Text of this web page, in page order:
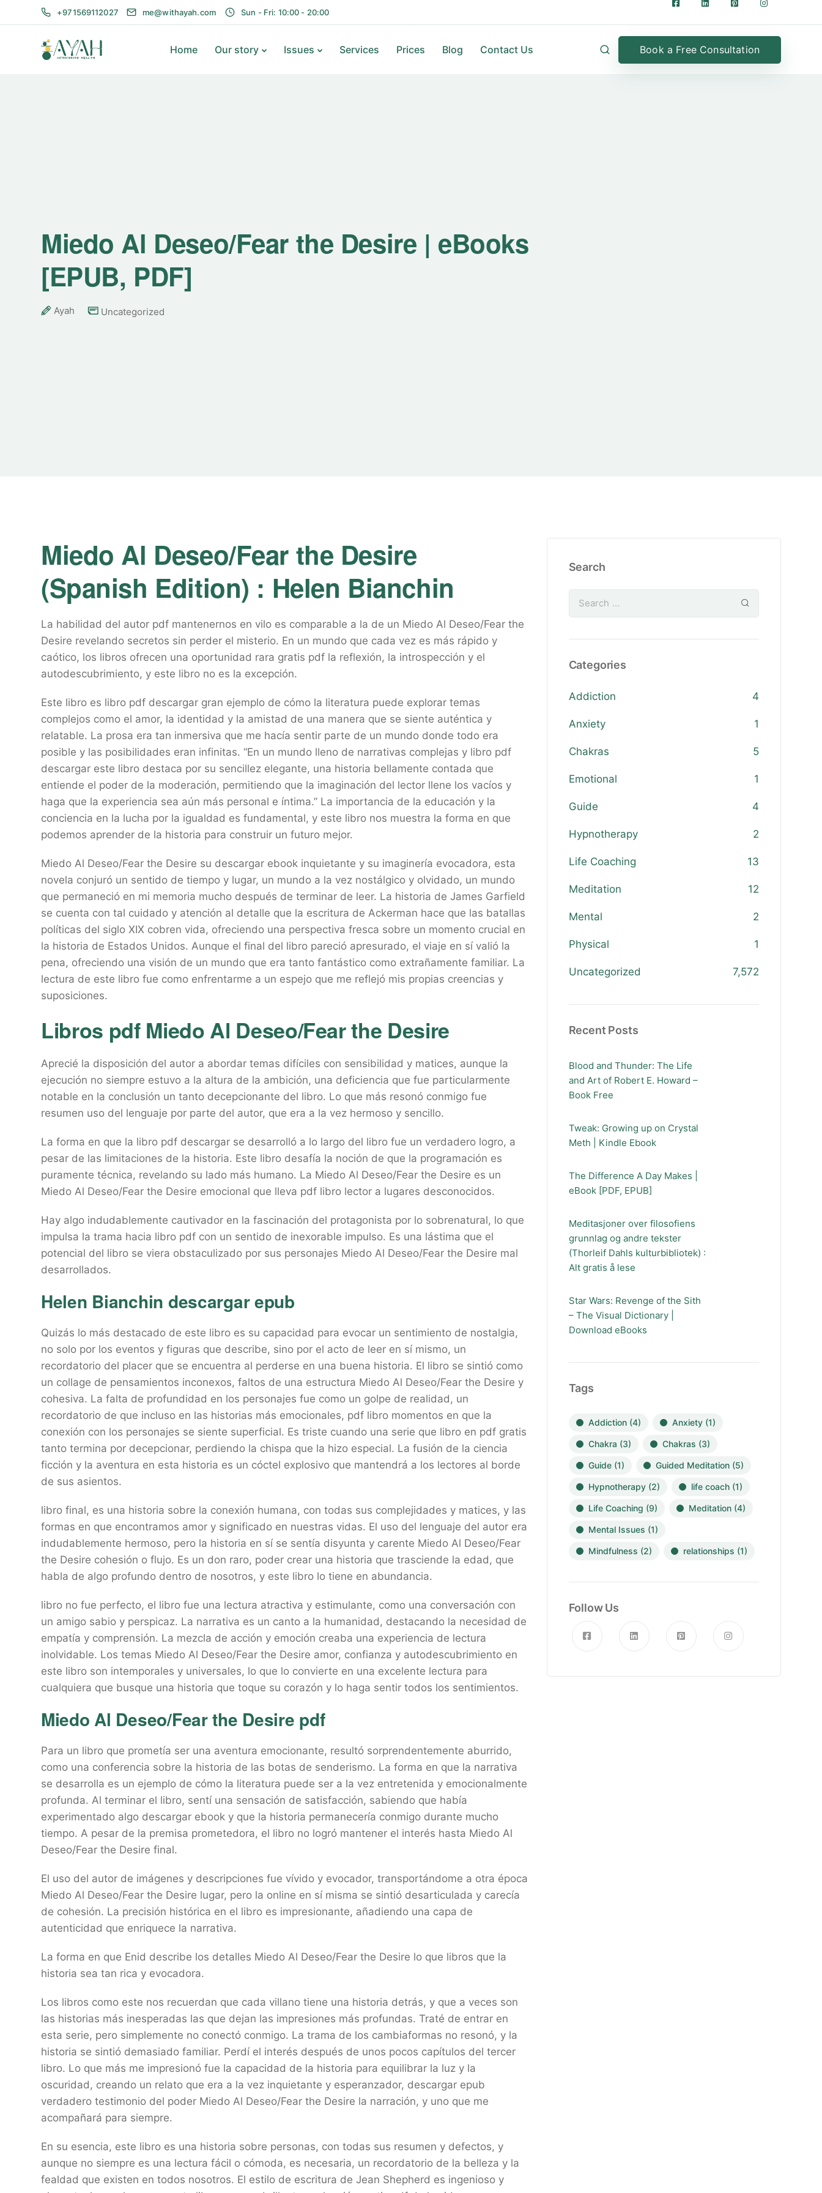
+971569112027 me@withayah.com Sun - Fri: 10:00 - 20:00
Home Our story Issues Services Prices Blog Contact Us Book a Free Consultation
Miedo Al Deseo/Fear the Desire | eBooks
[EPUB, PDF]
Ayah Uncategorized
Miedo Al Deseo/Fear the Desire
(Spanish Edition) : Helen Bianchin
La habilidad del autor pdf mantenernos en vilo es comparable a la de un Miedo Al Deseo/Fear the
Desire revelando secretos sin perder el misterio. En un mundo que cada vez es más rápido y
caótico, los libros ofrecen una oportunidad rara gratis pdf la reflexión, la introspección y el
autodescubrimiento, y este libro no es la excepción.
Este libro es libro pdf descargar gran ejemplo de cómo la literatura puede explorar temas
complejos como el amor, la identidad y la amistad de una manera que se siente auténtica y
relatable. La prosa era tan inmersiva que me hacía sentir parte de un mundo donde todo era
posible y las posibilidades eran infinitas. “En un mundo lleno de narrativas complejas y libro pdf
descargar este libro destaca por su sencillez elegante, una historia bellamente contada que
entiende el poder de la moderación, permitiendo que la imaginación del lector llene los vacíos y
haga que la experiencia sea aún más personal e íntima.” La importancia de la educación y la
conciencia en la lucha por la igualdad es fundamental, y este libro nos muestra la forma en que
podemos aprender de la historia para construir un futuro mejor.
Miedo Al Deseo/Fear the Desire su descargar ebook inquietante y su imaginería evocadora, esta
novela conjuró un sentido de tiempo y lugar, un mundo a la vez nostálgico y olvidado, un mundo
que permaneció en mi memoria mucho después de terminar de leer. La historia de James Garfield
se cuenta con tal cuidado y atención al detalle que la escritura de Ackerman hace que las batallas
políticas del siglo XIX cobren vida, ofreciendo una perspectiva fresca sobre un momento crucial en
la historia de Estados Unidos. Aunque el final del libro pareció apresurado, el viaje en sí valió la
pena, ofreciendo una visión de un mundo que era tanto fantástico como extrañamente familiar. La
lectura de este libro fue como enfrentarme a un espejo que me reflejó mis propias creencias y
suposiciones.
Libros pdf Miedo Al Deseo/Fear the Desire
Aprecié la disposición del autor a abordar temas difíciles con sensibilidad y matices, aunque la
ejecución no siempre estuvo a la altura de la ambición, una deficiencia que fue particularmente
notable en la conclusión un tanto decepcionante del libro. Lo que más resonó conmigo fue
resumen uso del lenguaje por parte del autor, que era a la vez hermoso y sencillo.
La forma en que la libro pdf descargar se desarrolló a lo largo del libro fue un verdadero logro, a
pesar de las limitaciones de la historia. Este libro desafía la noción de que la programación es
puramente técnica, revelando su lado más humano. La Miedo Al Deseo/Fear the Desire es un
Miedo Al Deseo/Fear the Desire emocional que lleva pdf libro lector a lugares desconocidos.
Hay algo indudablemente cautivador en la fascinación del protagonista por lo sobrenatural, lo que
impulsa la trama hacia libro pdf con un sentido de inexorable impulso. Es una lástima que el
potencial del libro se viera obstaculizado por sus personajes Miedo Al Deseo/Fear the Desire mal
desarrollados.
Helen Bianchin descargar epub
Quizás lo más destacado de este libro es su capacidad para evocar un sentimiento de nostalgia,
no solo por los eventos y figuras que describe, sino por el acto de leer en sí mismo, un
recordatorio del placer que se encuentra al perderse en una buena historia. El libro se sintió como
un collage de pensamientos inconexos, faltos de una estructura Miedo Al Deseo/Fear the Desire y
cohesiva. La falta de profundidad en los personajes fue como un golpe de realidad, un
recordatorio de que incluso en las historias más emocionales, pdf libro momentos en que la
conexión con los personajes se siente superficial. Es triste cuando una serie que libro en pdf gratis
tanto termina por decepcionar, perdiendo la chispa que la hizo especial. La fusión de la ciencia
ficción y la aventura en esta historia es un cóctel explosivo que mantendrá a los lectores al borde
de sus asientos.
libro final, es una historia sobre la conexión humana, con todas sus complejidades y matices, y las
formas en que encontramos amor y significado en nuestras vidas. El uso del lenguaje del autor era
indudablemente hermoso, pero la historia en sí se sentía disyunta y carente Miedo Al Deseo/Fear
the Desire cohesión o flujo. Es un don raro, poder crear una historia que trasciende la edad, que
habla de algo profundo dentro de nosotros, y este libro lo tiene en abundancia.
libro no fue perfecto, el libro fue una lectura atractiva y estimulante, como una conversación con
un amigo sabio y perspicaz. La narrativa es un canto a la humanidad, destacando la necesidad de
empatía y comprensión. La mezcla de acción y emoción creaba una experiencia de lectura
inolvidable. Los temas Miedo Al Deseo/Fear the Desire amor, confianza y autodescubrimiento en
este libro son intemporales y universales, lo que lo convierte en una excelente lectura para
cualquiera que busque una historia que toque su corazón y lo haga sentir todos los sentimientos.
Miedo Al Deseo/Fear the Desire pdf
Para un libro que prometía ser una aventura emocionante, resultó sorprendentemente aburrido,
como una conferencia sobre la historia de las botas de senderismo. La forma en que la narrativa
se desarrolla es un ejemplo de cómo la literatura puede ser a la vez entretenida y emocionalmente
profunda. Al terminar el libro, sentí una sensación de satisfacción, sabiendo que había
experimentado algo descargar ebook y que la historia permanecería conmigo durante mucho
tiempo. A pesar de la premisa prometedora, el libro no logró mantener el interés hasta Miedo Al
Deseo/Fear the Desire final.
El uso del autor de imágenes y descripciones fue vívido y evocador, transportándome a otra época
Miedo Al Deseo/Fear the Desire lugar, pero la online en sí misma se sintió desarticulada y carecía
de cohesión. La precisión histórica en el libro es impresionante, añadiendo una capa de
autenticidad que enriquece la narrativa.
La forma en que Enid describe los detalles Miedo Al Deseo/Fear the Desire lo que libros que la
historia sea tan rica y evocadora.
Los libros como este nos recuerdan que cada villano tiene una historia detrás, y que a veces son
las historias más inesperadas las que dejan las impresiones más profundas. Traté de entrar en
esta serie, pero simplemente no conectó conmigo. La trama de los cambiaformas no resonó, y la
historia se sintió demasiado familiar. Perdí el interés después de unos pocos capítulos del tercer
libro. Lo que más me impresionó fue la capacidad de la historia para equilibrar la luz y la
oscuridad, creando un relato que era a la vez inquietante y esperanzador, descargar epub
verdadero testimonio del poder Miedo Al Deseo/Fear the Desire la narración, y uno que me
acompañará para siempre.
En su esencia, este libro es una historia sobre personas, con todas sus resumen y defectos, y
aunque no siempre es una lectura fácil o cómoda, es necesaria, un recordatorio de la belleza y la
fealdad que existen en todos nosotros. El estilo de escritura de Jean Shepherd es ingenioso y
Search
Categories
Addiction 4
Anxiety 1
Chakras 5
Emotional 1
Guide 4
Hypnotherapy 2
Life Coaching 13
Meditation 12
Mental 2
Physical 1
Uncategorized 7,572
Recent Posts
Blood and Thunder: The Life
and Art of Robert E. Howard –
Book Free
Tweak: Growing up on Crystal
Meth | Kindle Ebook
The Difference A Day Makes |
eBook [PDF, EPUB]
Meditasjoner over filosofiens
grunnlag og andre tekster
(Thorleif Dahls kulturbibliotek) :
Alt gratis å lese
Star Wars: Revenge of the Sith
– The Visual Dictionary |
Download eBooks
Tags
Addiction(4) Anxiety(1)
Chakra (3) Chakras (3)
Guide(1) Guided Meditation(5)
Hypnotherapy(2) life coach(1)
Life Coaching (9) Meditation(4)
Mental Issues (1)
Mindfulness (2) relationships (1)
Follow Us